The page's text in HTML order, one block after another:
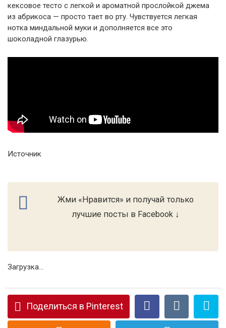
кексовое тесто с легкой и ароматной прослойкой джема
из абрикоса — просто тает во рту. Чувствуется легкая
нотка миндальной муки и дополняется все это
шоколадной глазурью.
Источник
Жми «Нравится» и получай только
лучшие посты в Facebook ↓
Загрузка...
Поделиться в Pinterest